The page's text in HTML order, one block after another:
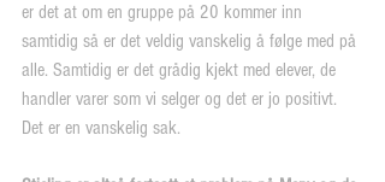
er det at om en gruppe på 20 kommer inn
samtidig så er det veldig vanskelig å følge med på
alle. Samtidig er det grådig kjekt med elever, de
handler varer som vi selger og det er jo positivt.
Det er en vanskelig sak.